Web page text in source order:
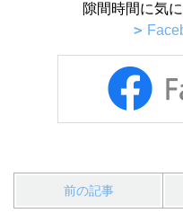
隙間時間に気
前の記事